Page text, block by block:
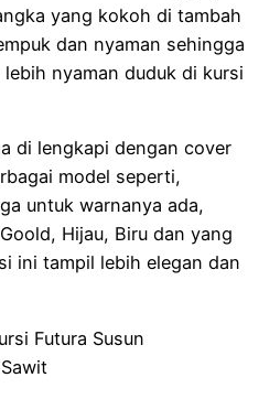
yang kokoh di tambah
dan nyaman sehingga
nyaman duduk di kursi
di lengkapi dengan cover
model seperti,
untuk warnanya ada,
Hijau, Biru dan yang
ini tampil lebih elegan dan